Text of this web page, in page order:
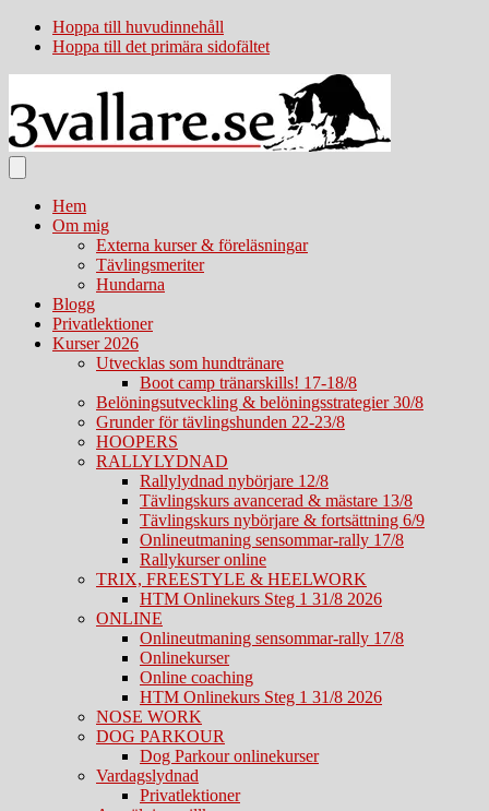
Hoppa till huvudinnehåll
Hoppa till det primära sidofältet
Hem
Om mig
Externa kurser & föreläsningar
Tävlingsmeriter
Hundarna
Blogg
Privatlektioner
Kurser 2026
Utvecklas som hundtränare
Boot camp tränarskills! 17-18/8
Belöningsutveckling & belöningsstrategier 30/8
Grunder för tävlingshunden 22-23/8
HOOPERS
RALLYLYDNAD
Rallylydnad nybörjare 12/8
Tävlingskurs avancerad & mästare 13/8
Tävlingskurs nybörjare & fortsättning 6/9
Onlineutmaning sensommar-rally 17/8
Rallykurser online
TRIX, FREESTYLE & HEELWORK
HTM Onlinekurs Steg 1 31/8 2026
ONLINE
Onlineutmaning sensommar-rally 17/8
Onlinekurser
Online coaching
HTM Onlinekurs Steg 1 31/8 2026
NOSE WORK
DOG PARKOUR
Dog Parkour onlinekurser
Vardagslydnad
Privatlektioner